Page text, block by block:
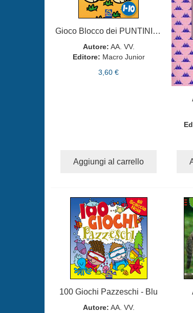
Gioco Blocco dei PUNTINI 3+
Autore: AA. VV.
Editore: Macro Junior
3,60 €
Aggiungi al carrello
100 Giochi Pazzeschi - Blu
Autore: AA. VV.